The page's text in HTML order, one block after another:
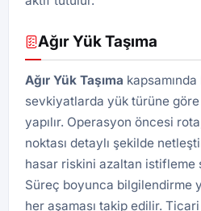
Ağır Yük Taşıma
Ağır Yük Taşıma kapsamında
sevkiyatlarda yük türüne
yapılır. Operasyon öncesi
noktası detaylı şekilde
hasar riskini azaltan istifleme
Süreç boyunca bilgilendirme
her aşaması takip edilir.